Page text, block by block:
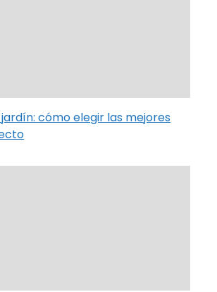
cómo elegir las mejores